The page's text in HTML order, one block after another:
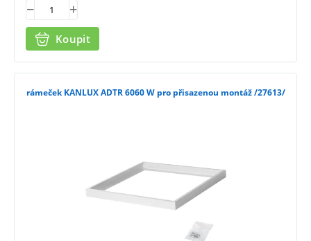
Koupit
rámeček KANLUX ADTR 6060 W pro přisazenou montáž /27613/